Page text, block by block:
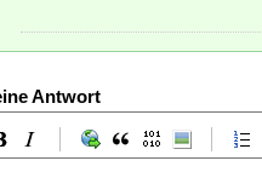
Antwort